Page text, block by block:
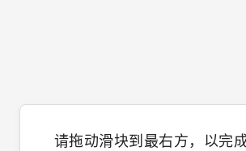
请拖动滑块到最右方，以完